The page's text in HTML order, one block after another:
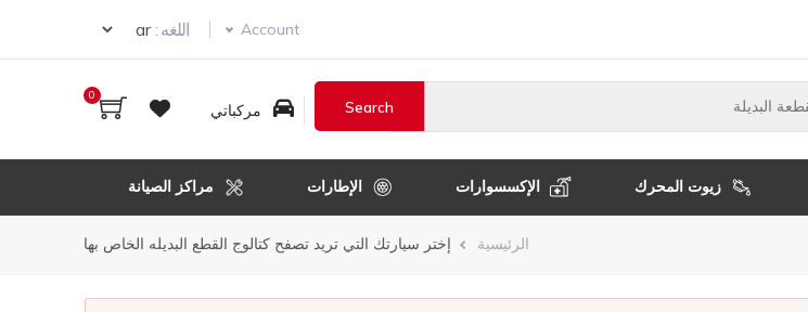
Account اللغه :
مركباتي
0
زيوت المحرك الإكسسوارات الإطارات مراكز الصيانة
مسار
التنقل
الرئيسية إختر سيارتك التي تريد تصفح كتالوج القطع البديله الخاص بها